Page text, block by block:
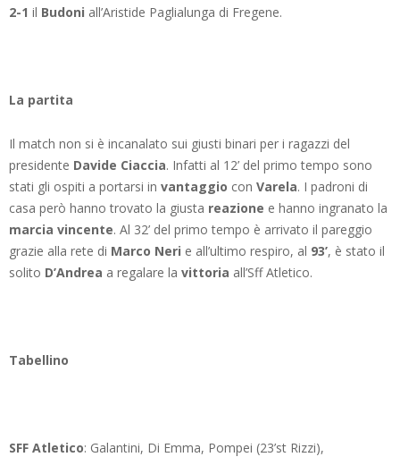
2-1 il Budoni all’Aristide Paglialunga di Fregene.
La partita
Il match non si è incanalato sui giusti binari per i ragazzi del
presidente Davide Ciaccia. Infatti al 12’ del primo tempo sono
stati gli ospiti a portarsi in vantaggio con Varela. I padroni di
casa però hanno trovato la giusta reazione e hanno ingranato la
marcia vincente. Al 32’ del primo tempo è arrivato il pareggio
grazie alla rete di Marco Neri e all’ultimo respiro, al 93’, è stato il
solito D’Andrea a regalare la vittoria all’Sff Atletico.
Tabellino
SFF Atletico: Galantini, Di Emma, Pompei (23’st Rizzi),